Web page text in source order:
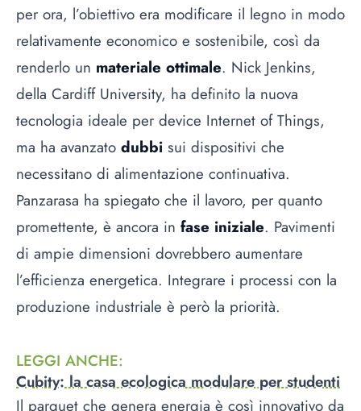
per ora, l’obiettivo era modificare il legno in modo
relativamente economico e sostenibile, così da
renderlo un materiale ottimale. Nick Jenkins,
della Cardiff University, ha definito la nuova
tecnologia ideale per device Internet of Things,
ma ha avanzato dubbi sui dispositivi che
necessitano di alimentazione continuativa.
Panzarasa ha spiegato che il lavoro, per quanto
promettente, è ancora in fase iniziale. Pavimenti
di ampie dimensioni dovrebbero aumentare
l’efficienza energetica. Integrare i processi con la
produzione industriale è però la priorità.
LEGGI ANCHE:
Cubity: la casa ecologica modulare per studenti
Il parquet che genera energia è così innovativo da